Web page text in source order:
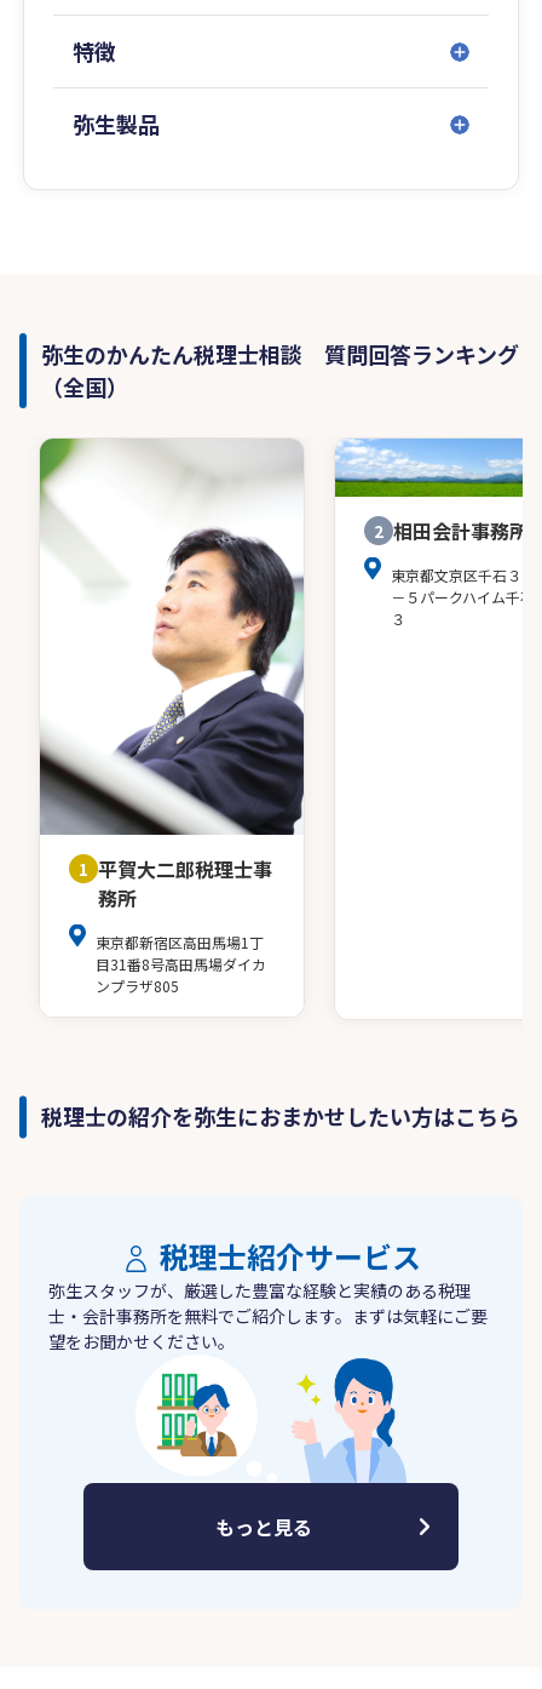
特徴
弥生製品
弥生のかんたん税理士相談 質問回答ランキング
（全国）
1 平賀大二郎税理士事
務所
東京都新宿区高田馬場1丁
目31番8号高田馬場ダイカ
ンプラザ805
2 相田会計事務所
東京都文京区千石３－
－５パークハイム千石
３
税理士の紹介を弥生におまかせしたい方はこちら
税理士紹介サービス
弥生スタッフが、厳選した豊富な経験と実績のある税理
士・会計事務所を無料でご紹介します。まずは気軽にご要
望をお聞かせください。
もっと見る